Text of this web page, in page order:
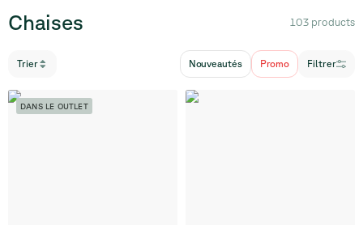
Chaises 103 products
Trier Nouveautés Promo Filtrer
DANS LE OUTLET